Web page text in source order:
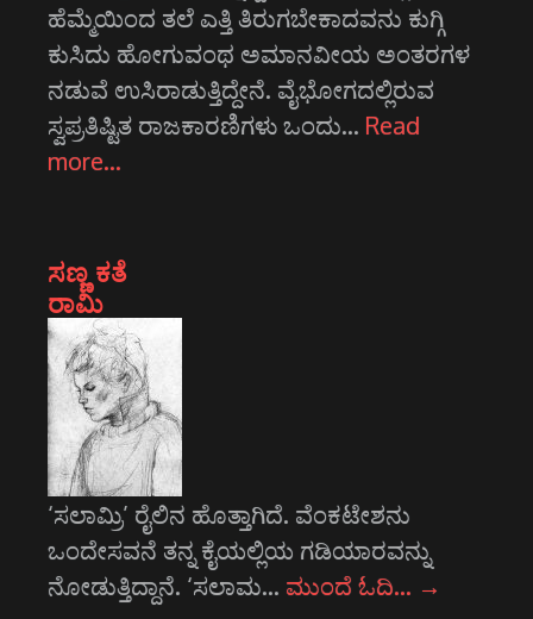
ಹೆಮ್ಮೆಯಿಂದ ತಲೆ ಎತ್ತಿ ತಿರುಗಬೇಕಾದವನು ಕುಗ್ಗಿ
ಕುಸಿದು ಹೋಗುವಂಥ ಅಮಾನವೀಯ ಅಂತರಗಳ
ನಡುವೆ ಉಸಿರಾಡುತ್ತಿದ್ದೇನೆ. ವೈಭೋಗದಲ್ಲಿರುವ
ಸ್ವಪ್ರತಿಷ್ಟಿತ ರಾಜಕಾರಣಿಗಳು ಒಂದು… Read
more…
ಸಣ್ಣ ಕತೆ
ರಾಮಿ
‘ಸಲಾಮ್ರಿ’ ರೈಲಿನ ಹೊತ್ತಾಗಿದೆ. ವೆಂಕಟೇಶನು
ಒಂದೇಸವನೆ ತನ್ನ ಕೈಯಲ್ಲಿಯ ಗಡಿಯಾರವನ್ನು
ನೋಡುತ್ತಿದ್ದಾನೆ. ‘ಸಲಾಮ… ಮುಂದೆ ಓದಿ… →